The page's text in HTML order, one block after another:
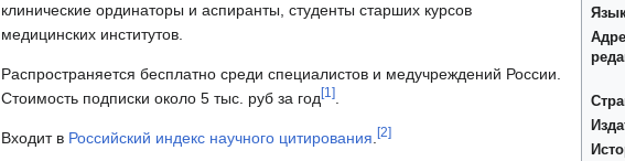
клинические ординаторы и аспиранты, студенты старших курсов
медицинских институтов.
Распространяется бесплатно среди специалистов и медучреждений России.
Стоимость подписки около 5 тыс. руб за год [1]
Входит в Российский индекс научного цитирования [2]